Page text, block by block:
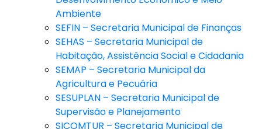
Ambiente
SEFIN – Secretaria Municipal de Finanças
SEHAS – Secretaria Municipal de
Habitação, Assistência Social e Cidadania
SEMAP – Secretaria Municipal da
Agricultura e Pecuária
SESUPLAN – Secretaria Municipal de
Supervisão e Planejamento
SICOMTUR – Secretaria Municipal de